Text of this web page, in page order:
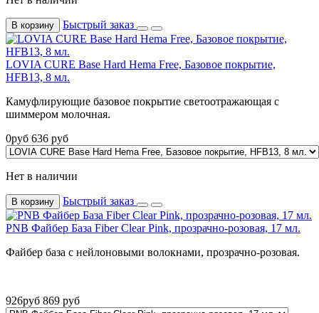
В корзину Быстрый заказ
LOVIA CURE Base Hard Hema Free, Базовое покрытие,
HFB13, 8 мл.
Камуфлирующие базовое покрытие светоотражающая с
шиммером молочная.
0руб 636 руб
Нет в наличии
В корзину Быстрый заказ
PNB Файбер База Fiber Clear Pink, прозрачно-розовая, 17 мл.
Файбер база с нейлоновыми волокнами, прозрачно-розовая.
926руб 869 руб